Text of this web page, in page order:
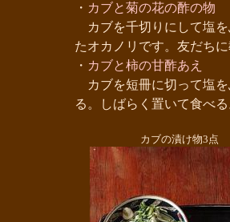
・ カブと菊の花の酢の物
カブを千切りにして塩を
たオカノリです。友だちに
・ カブと柿の甘酢あえ
カブを短冊に切って塩を
る。しばらく置いて食べる
カブの漬け物3点